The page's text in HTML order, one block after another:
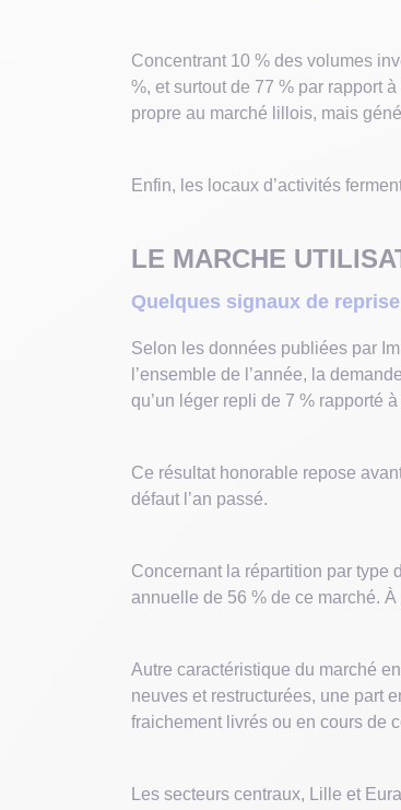
Concentrant 10 % des volumes
%, et surtout de 77 % par rapport
propre au marché lillois, mais
Enfin, les locaux d’activités
LE MARCHE
Quelques signaux de reprise
Selon les données publiées par
l’ensemble de l’année, la
qu’un léger repli de 7 % rapporté
Ce résultat honorable repose
défaut l’an passé.
Concernant la répartition par type
annuelle de 56 % de ce marché.
Autre caractéristique du marché
neuves et restructurées, une part
fraichement livrés ou en cours de
Les secteurs centraux, Lille et